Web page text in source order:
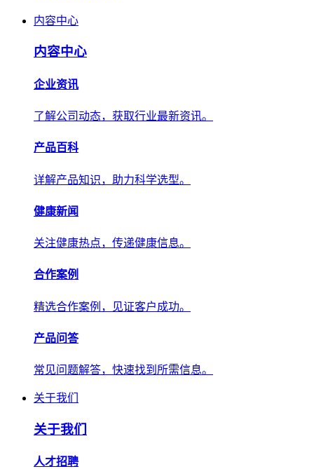
内容中心
内容中心
企业资讯
了解公司动态，获取行业最新资讯。
产品百科
详解产品知识，助力科学选型。
健康新闻
关注健康热点，传递健康信息。
合作案例
精选合作案例，见证客户成功。
产品问答
常见问题解答，快速找到所需信息。
关于我们
关于我们
人才招聘